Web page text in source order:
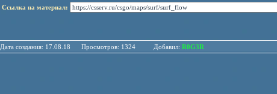
Ссылка на материал:
Дата создания: 17.08.18 Просмотров: 1324 Добавил: R0G3R